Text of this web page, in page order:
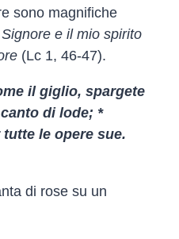
sono magnifiche
e il mio spirito
(Lc 1, 46-47).
il giglio, spargete
di lode; *
le opere sue.
di rose su un